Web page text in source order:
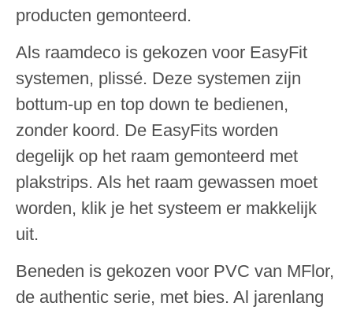
producten gemonteerd.
Als raamdeco is gekozen voor EasyFit
systemen, plissé. Deze systemen zijn
bottum-up en top down te bedienen,
zonder koord. De EasyFits worden
degelijk op het raam gemonteerd met
plakstrips. Als het raam gewassen moet
worden, klik je het systeem er makkelijk
uit.
Beneden is gekozen voor PVC van MFlor,
de authentic serie, met bies. Al jarenlang